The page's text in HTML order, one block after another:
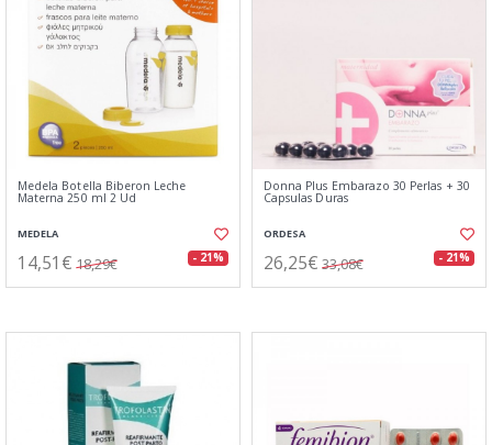
Medela Botella Biberon Leche
Materna 250 ml 2 Ud
MEDELA
14,51€ 18,29€ - 21%
Donna Plus Embarazo 30 Perlas + 30
Capsulas Duras
ORDESA
26,25€ 33,08€ - 21%